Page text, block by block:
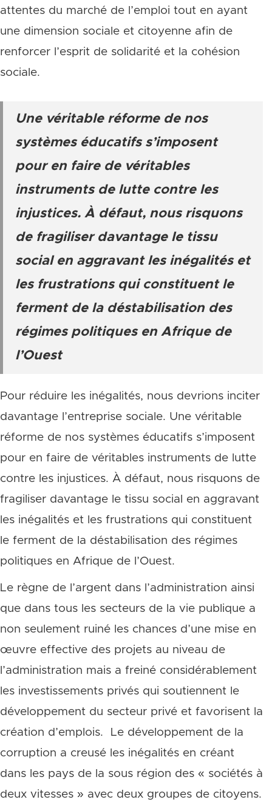
attentes du marché de l’emploi tout en ayant
une dimension sociale et citoyenne afin de
renforcer l’esprit de solidarité et la cohésion
sociale.
Une véritable réforme de nos
systèmes éducatifs s’imposent
pour en faire de véritables
instruments de lutte contre les
injustices. À défaut, nous risquons
de fragiliser davantage le tissu
social en aggravant les inégalités et
les frustrations qui constituent le
ferment de la déstabilisation des
régimes politiques en Afrique de
l’Ouest
Pour réduire les inégalités, nous devrions inciter
davantage l’entreprise sociale. Une véritable
réforme de nos systèmes éducatifs s’imposent
pour en faire de véritables instruments de lutte
contre les injustices. À défaut, nous risquons de
fragiliser davantage le tissu social en aggravant
les inégalités et les frustrations qui constituent
le ferment de la déstabilisation des régimes
politiques en Afrique de l’Ouest.
Le règne de l’argent dans l’administration ainsi
que dans tous les secteurs de la vie publique a
non seulement ruiné les chances d’une mise en
œuvre effective des projets au niveau de
l’administration mais a freiné considérablement
les investissements privés qui soutiennent le
développement du secteur privé et favorisent la
création d’emplois. Le développement de la
corruption a creusé les inégalités en créant
dans les pays de la sous région des « sociétés à
deux vitesses » avec deux groupes de citoyens.